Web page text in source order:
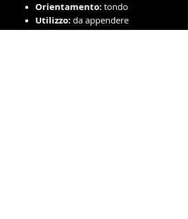
Orientamento: tondo
Utilizzo: da appendere
Un simbolo d’amore che illumina